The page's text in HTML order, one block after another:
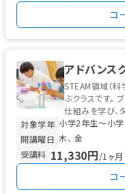
コ
アドバンス
STEAM領域（科
ぶクラスです。
仕組みを学び、
せた発展的な
対象学年 小学2年生〜小
開講曜日 木
金
受講料 11,330円/1ヶ月
コ